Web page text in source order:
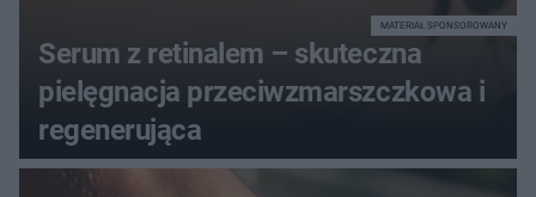
Serum z retinalem – skuteczna
pielęgnacja przeciwzmarszczkowa i
regenerująca
MATERIAŁ SPONSOROWANY